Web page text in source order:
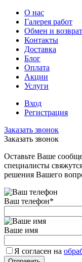
О нас
Галерея работ
Обмен и возврат
Контакты
Доставка
Блог
Оплата
Акции
Услуги
Вход
Регистрация
Заказать звонок
Заказать звонок
Оставьте Ваше
специалисты
решения Вашего
Ваш телефон*
Ваше имя
Я согласен на